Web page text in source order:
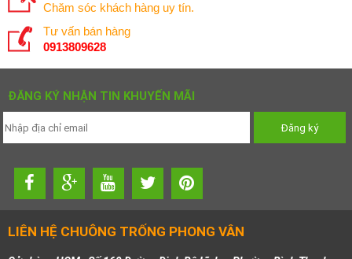
Chăm sóc khách hàng uy tín.
Tư vấn bán hàng
0913809628
ĐĂNG KÝ NHẬN TIN KHUYẾN MÃI
LIÊN HỆ CHUÔNG TRỐNG PHONG VÂN